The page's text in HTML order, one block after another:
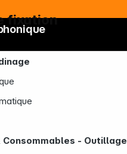
fixation
- Outillage